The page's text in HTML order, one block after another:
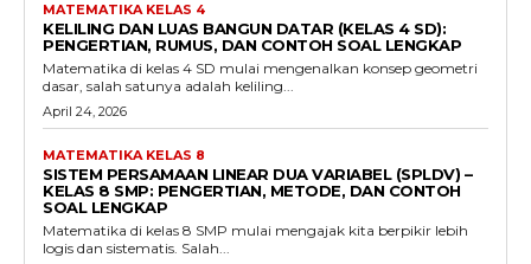
MATEMATIKA KELAS 4
KELILING DAN LUAS BANGUN DATAR (KELAS 4 SD):
PENGERTIAN, RUMUS, DAN CONTOH SOAL LENGKAP
Matematika di kelas 4 SD mulai mengenalkan konsep geometri
dasar, salah satunya adalah keliling...
April 24, 2026
MATEMATIKA KELAS 8
SISTEM PERSAMAAN LINEAR DUA VARIABEL (SPLDV) –
KELAS 8 SMP: PENGERTIAN, METODE, DAN CONTOH
SOAL LENGKAP
Matematika di kelas 8 SMP mulai mengajak kita berpikir lebih
logis dan sistematis. Salah...